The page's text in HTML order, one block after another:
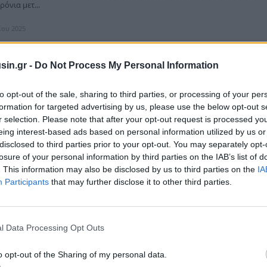
- Do Not Process My Personal Information
opt-out of the sale, sharing to third parties, or processing of your
for targeted advertising by us, please use the below opt-out
selection. Please note that after your opt-out request is processed
interest-based ads based on personal information utilized by us
to third parties prior to your opt-out. You may separately
of your personal information by third parties on the IAB’s list of
This information may also be disclosed by us to third parties on the
Participants that may further disclose it to other third parties.
Data Processing Opt Outs
opt-out of the Sharing of my personal data.
μετ...
2025
από γρίπη την τελευταία εβδομάδα
παραμένει η θετικότητα για γρίπη στην κοινότητα, αύξηση
συγκυτιακός ιός-RSV, όπως και τα κρούσματα γριπώδους
με ...
2025
δικάζονται για σκάνδαλο της
του Βιετνάμ προσήχθησαν σήμερα ενώπιον δικαστηρίου